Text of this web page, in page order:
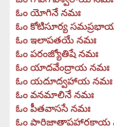
ఓం యోగినే నమః
ఓం కోటిసూర్య
ఓం ఇలాపతయే నమః
ఓం పరంజ్యోతిషే నమః
ఓం యాదవేంద్రాయ నమః
ఓం యదూద్వహాయ నమః
ఓం వనమాలినే నమః
ఓం పీతవాససే నమః
ఓం పారిజాతాపహారకాయ